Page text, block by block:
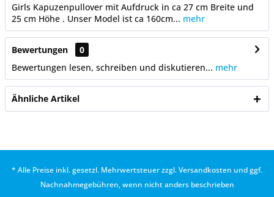
Girls Kapuzenpullover mit Aufdruck in ca 27 cm Breite und
25 cm Höhe . Unser Model ist ca 160cm... mehr
Bewertungen
0
Bewertungen lesen, schreiben und diskutieren... mehr
Ähnliche Artikel
* Alle Preise inkl. gesetzl. Mehrwertsteuer zzgl.Versandkosten und ggf.
Nachnahmegebühren, wenn nicht anders beschrieben